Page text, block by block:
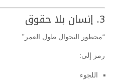
3. إنسان بلا حقوق
“محظور التجوال طول العمر”
رمز إلى:
اللجوء